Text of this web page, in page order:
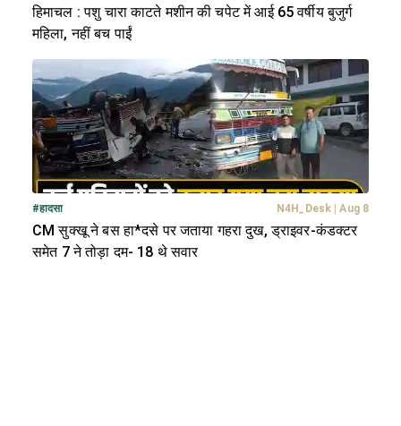
हिमाचल : पशु चारा काटते मशीन की चपेट में आई 65 वर्षीय बुजुर्ग
महिला, नहीं बच पाईं
#हादसा N4H_Desk | Aug 8
CM सुक्खू ने बस हा*दसे पर जताया गहरा दुख, ड्राइवर-कंडक्टर
समेत 7 ने तोड़ा दम- 18 थे सवार